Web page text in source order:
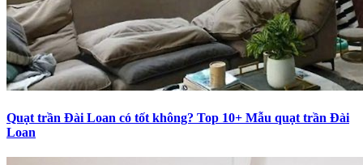
Quạt trần Đài Loan có tốt không? Top 10+ Mẫu quạt trần Đài
Loan